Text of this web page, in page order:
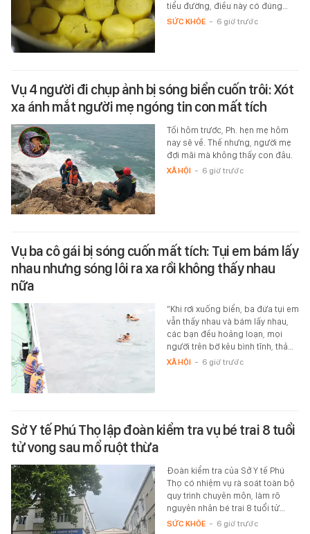
tiểu đường, điều này có đúng…
SỨC KHỎE - 6 giờ trước
Vụ 4 người đi chụp ảnh bị sóng biển cuốn trôi: Xót
xa ánh mắt người mẹ ngóng tin con mất tích
Tối hôm trước, Ph. hẹn mẹ hôm
nay sẽ về. Thế nhưng, người mẹ
đợi mãi mà không thấy con đâu.
XÃ HỘI - 6 giờ trước
Vụ ba cô gái bị sóng cuốn mất tích: Tụi em bám lấy
nhau nhưng sóng lôi ra xa rồi không thấy nhau
nữa
“Khi rơi xuống biển, ba đứa tụi em
vẫn thấy nhau và bám lấy nhau,
các bạn đều hoảng loạn, mọi
người trên bờ kêu bình tĩnh, thả…
XÃ HỘI - 6 giờ trước
Sở Y tế Phú Thọ lập đoàn kiểm tra vụ bé trai 8 tuổi
tử vong sau mổ ruột thừa
Đoàn kiểm tra của Sở Y tế Phú
Thọ có nhiệm vụ rà soát toàn bộ
quy trình chuyên môn, làm rõ
nguyên nhân bé trai 8 tuổi tử…
SỨC KHỎE - 6 giờ trước